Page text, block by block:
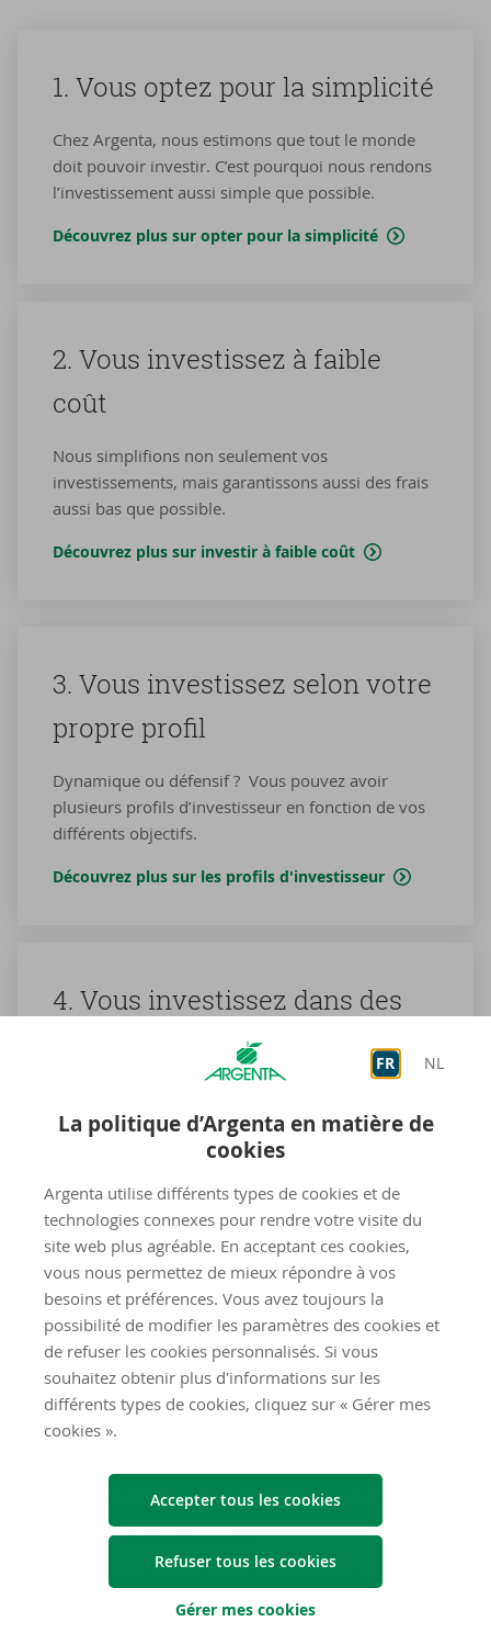
FR NL
La politique d’Argenta en matière de
cookies
Argenta utilise différents types de cookies et de
technologies connexes pour rendre votre visite du
site web plus agréable. En acceptant ces cookies,
vous nous permettez de mieux répondre à vos
besoins et préférences. Vous avez toujours la
possibilité de modifier les paramètres des cookies et
de refuser les cookies personnalisés. Si vous
souhaitez obtenir plus d'informations sur les
différents types de cookies, cliquez sur « Gérer mes
cookies ».
Accepter tous les cookies
Refuser tous les cookies
Gérer mes cookies
1. Vous optez pour la sim­pli­ci­té
Chez Argenta, nous estimons que tout le monde
doit pouvoir investir. C’est pourquoi nous rendons
l’investissement aussi simple que possible.
Découvrez plus sur opter pour la sim­pli­ci­té
2. Vous in­ves­tis­sez à faible
coût
Nous simplifions non seulement vos
investissements, mais garantissons aussi des frais
aussi bas que possible.
Découvrez plus sur investir à faible coût
3. Vous in­ves­tis­sez selon votre
propre pro­fil
Dynamique ou défensif ? Vous pouvez avoir
plusieurs profils d’investisseur en fonction de vos
différents objectifs.
Découvrez plus sur les profils d'investisseur
4. Vous in­ves­tis­sez dans des
ac­tions pré­sen­tant le meilleur
rap­port qualité-​prix
Le modèle que nous avons développé en interne
sept paramètres différents, tous pondérés de façon
spécifique.
Découvrez plus sur investir dans des actions
5. Vous in­ves­tis­sez avec une
vi­sion à long terme
Pour qu’un investissement soit fructueux, il faut
bien plus qu’un portefeuille d’investissement
minutieusement constitué.
Découvrez plus sur investir avec une vision à long